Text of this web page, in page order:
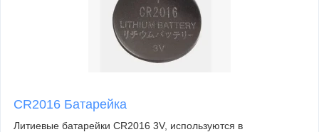
CR2016 Батарейка
Литиевые батарейки CR2016 3V, используются в